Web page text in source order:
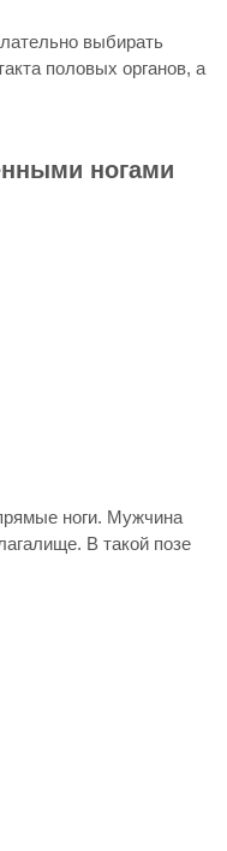
выбирать
половых органов, а
ногами
ноги. Мужчина
В такой позе